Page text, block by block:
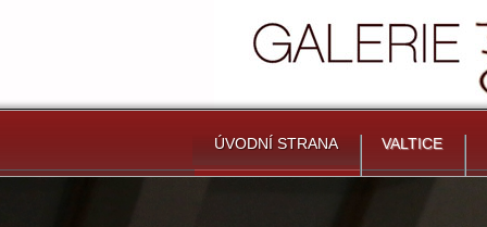
ÚVODNÍ STRANA VALTICE